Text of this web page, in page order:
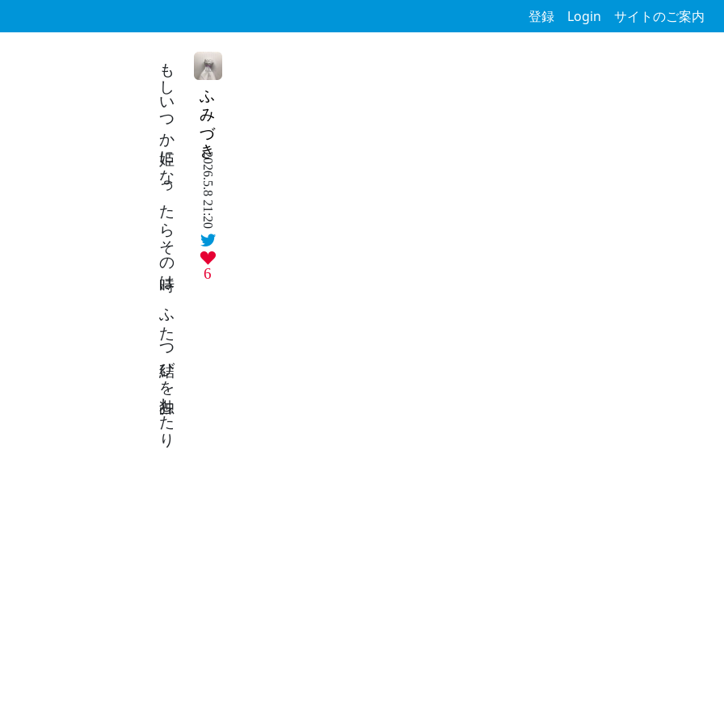
登録 Login サイトのご案内
ふみづき
2026.5.8 21:20
6
もしいつか姫になったらその時は ふたつ結びを独占したり